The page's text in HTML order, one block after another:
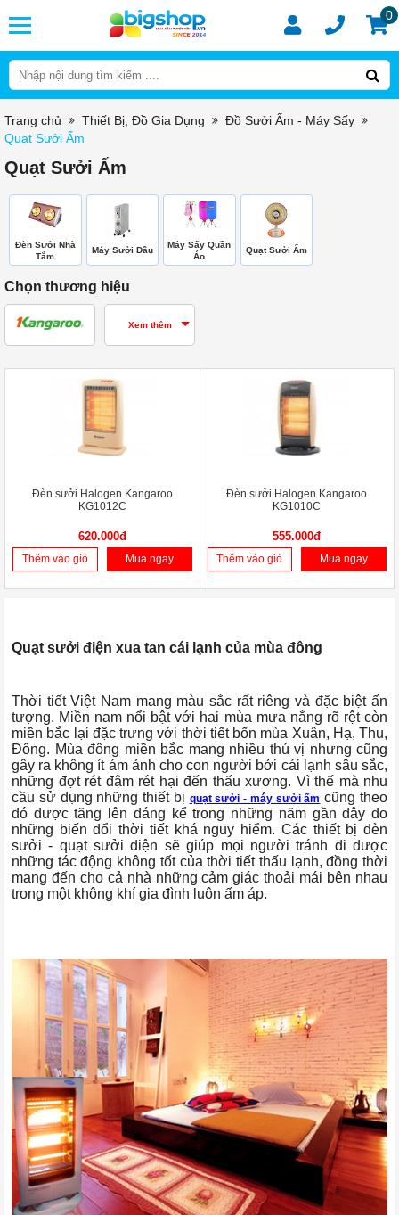
0
Trang chủ Thiết Bị, Đồ Gia Dụng
Đồ Sưởi Ấm - Máy Sấy
Quạt Sưởi Ấm
Quạt Sưởi Ấm
Đèn Sưởi Nhà
Tắm
Máy Sưởi Dầu
Máy Sấy Quần
Áo
Quạt Sưởi Ấm
Chọn thương hiệu
Xem thêm
Đèn sưởi Halogen Kangaroo
KG1012C
620.000đ
Thêm vào giỏ Mua ngay
Đèn sưởi Halogen Kangaroo
KG1010C
555.000đ
Thêm vào giỏ Mua ngay
Quạt sưởi điện xua tan cái lạnh của mùa đông
Thời tiết Việt Nam mang màu sắc rất riêng và đặc biệt ấn
tượng. Miền nam nổi bật với hai mùa mưa nắng rõ rệt còn
miền bắc lại đặc trưng với thời tiết bốn mùa Xuân, Hạ, Thu,
Đông. Mùa đông miền bắc mang nhiều thú vị nhưng cũng
gây ra không ít ám ảnh cho con người bởi cái lạnh sâu sắc,
những đợt rét đậm rét hại đến thấu xương. Vì thế mà nhu
cầu sử dụng những thiết bị quạt sưởi - máy sưởi ấm cũng theo
đó được tăng lên đáng kể trong những năm gần đây do
những biến đổi thời tiết khá nguy hiểm. Các thiết bị đèn
sưởi - quạt sưởi điện sẽ giúp mọi người tránh đi được
những tác động không tốt của thời tiết thấu lạnh, đồng thời
mang đến cho cả nhà những cảm giác thoải mái bên nhau
trong một không khí gia đình luôn ấm áp.